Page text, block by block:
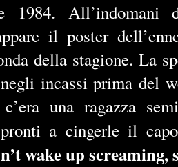
1984. All’indomani
il poster
della stagione. La
incassi prima del
una ragazza
a cingerle il
wake up screaming,